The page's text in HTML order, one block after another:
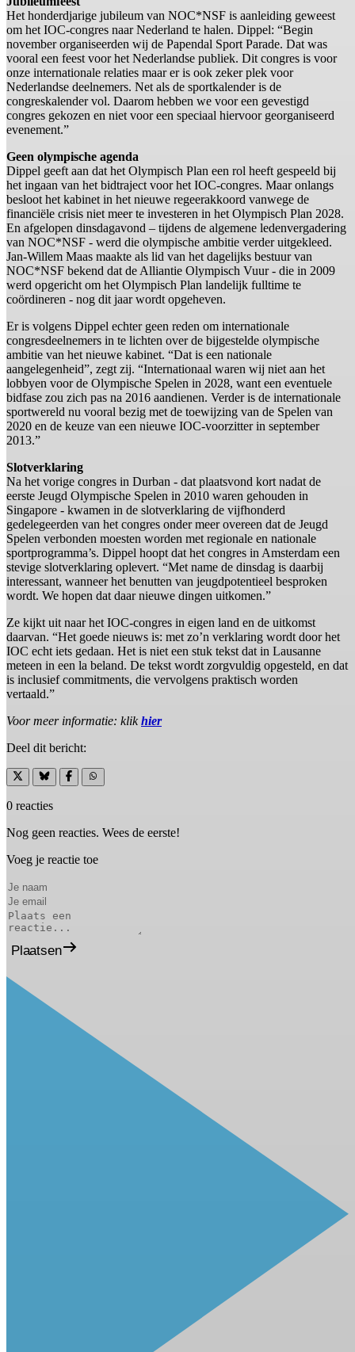
Het honderdjarige jubileum van NOC*NSF is aanleiding geweest
om het IOC-congres naar Nederland te halen. Dippel: “Begin
november organiseerden wij de Papendal Sport Parade. Dat was
vooral een feest voor het Nederlandse publiek. Dit congres is voor
onze internationale relaties maar er is ook zeker plek voor
Nederlandse deelnemers. Net als de sportkalender is de
congreskalender vol. Daarom hebben we voor een gevestigd
congres gekozen en niet voor een speciaal hiervoor georganiseerd
evenement.”
Geen olympische agenda
Dippel geeft aan dat het Olympisch Plan een rol heeft gespeeld bij
het ingaan van het bidtraject voor het IOC-congres. Maar onlangs
besloot het kabinet in het nieuwe regeerakkoord vanwege de
financiële crisis niet meer te investeren in het Olympisch Plan 2028.
En afgelopen dinsdagavond – tijdens de algemene ledenvergadering
van NOC*NSF - werd die olympische ambitie verder uitgekleed.
Jan-Willem Maas maakte als lid van het dagelijks bestuur van
NOC*NSF bekend dat de Alliantie Olympisch Vuur - die in 2009
werd opgericht om het Olympisch Plan landelijk fulltime te
coördineren - nog dit jaar wordt opgeheven.
Er is volgens Dippel echter geen reden om internationale
congresdeelnemers in te lichten over de bijgestelde olympische
ambitie van het nieuwe kabinet. “Dat is een nationale
aangelegenheid”, zegt zij. “Internationaal waren wij niet aan het
lobbyen voor de Olympische Spelen in 2028, want een eventuele
bidfase zou zich pas na 2016 aandienen. Verder is de internationale
sportwereld nu vooral bezig met de toewijzing van de Spelen van
2020 en de keuze van een nieuwe IOC-voorzitter in september
2013.”
Slotverklaring
Na het vorige congres in Durban - dat plaatsvond kort nadat de
eerste Jeugd Olympische Spelen in 2010 waren gehouden in
Singapore - kwamen in de slotverklaring de vijfhonderd
gedelegeerden van het congres onder meer overeen dat de Jeugd
Spelen verbonden moesten worden met regionale en nationale
sportprogramma’s. Dippel hoopt dat het congres in Amsterdam een
stevige slotverklaring oplevert. “Met name de dinsdag is daarbij
interessant, wanneer het benutten van jeugdpotentieel besproken
wordt. We hopen dat daar nieuwe dingen uitkomen.”
Ze kijkt uit naar het IOC-congres in eigen land en de uitkomst
daarvan. “Het goede nieuws is: met zo’n verklaring wordt door het
IOC echt iets gedaan. Het is niet een stuk tekst dat in Lausanne
meteen in een la beland. De tekst wordt zorgvuldig opgesteld, en dat
is inclusief commitments, die vervolgens praktisch worden
vertaald.”
Voor meer informatie: klikhier
Deel dit bericht:
0 reacties
Nog geen reacties. Wees de eerste!
Voeg je reactie toe
Plaatsen